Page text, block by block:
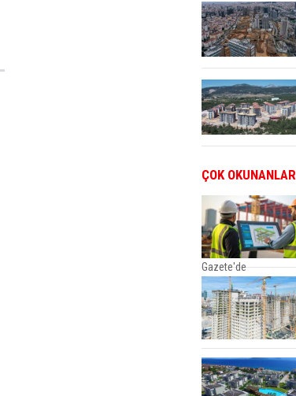
ÇOK OKUNANLAR
Gazete'de